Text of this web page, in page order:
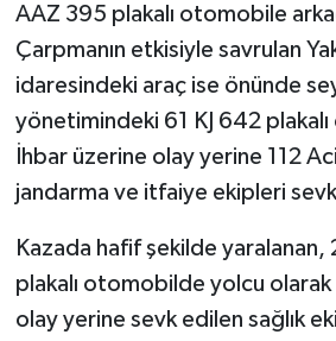
AAZ 395 plakalı otomobile
Çarpmanın etkisiyle savrulan
idaresindeki araç ise önünde
yönetimindeki 61 KJ 642
İhbar üzerine olay yerine 112
jandarma ve itfaiye ekipleri
Kazada hafif şekilde yaralanan,
plakalı otomobilde yolcu olarak
olay yerine sevk edilen sağlık